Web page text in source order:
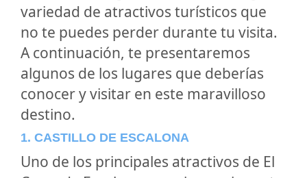
variedad de atractivos turísticos que
no te puedes perder durante tu visita.
A continuación, te presentaremos
algunos de los lugares que deberías
conocer y visitar en este maravilloso
destino.
1. CASTILLO DE ESCALONA
Uno de los principales atractivos de El